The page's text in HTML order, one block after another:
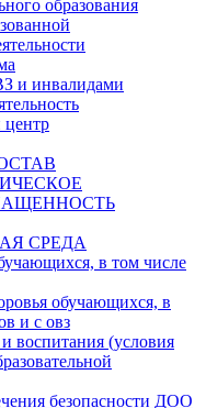
образования
и инвалидами
центр
СРЕДА
в том числе
обучающихся, в
и с овз
воспитания (условия
безопасности ДОО